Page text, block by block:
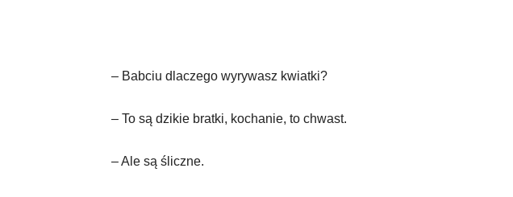
– Babciu dlaczego wyrywasz kwiatki?
– To są dzikie bratki, kochanie, to chwast.
– Ale są śliczne.